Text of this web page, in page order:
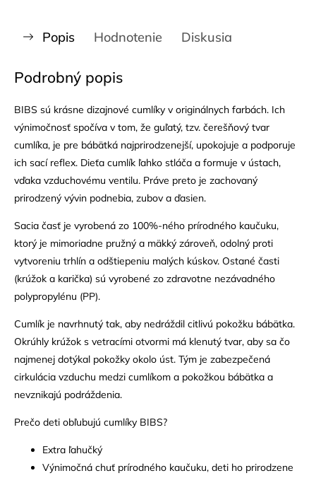
Popis Hodnotenie Diskusia
Podrobný popis
BIBS sú krásne dizajnové cumlíky v originálnych farbách. Ich
výnimočnosť spočíva v tom, že guľatý, tzv. čerešňový tvar
cumlíka, je pre bábätká najprirodzenejší, upokojuje a podporuje
ich sací reflex. Dieťa cumlík ľahko stláča a formuje v ústach,
vďaka vzduchovému ventilu. Práve preto je zachovaný
prirodzený vývin podnebia, zubov a ďasien.
Sacia časť je vyrobená zo 100%-ného prírodného kaučuku,
ktorý je mimoriadne pružný a mäkký zároveň, odolný proti
vytvoreniu trhlín a odštiepeniu malých kúskov. Ostané časti
(krúžok a karička) sú vyrobené zo zdravotne nezávadného
polypropylénu (PP).
Cumlík je navrhnutý tak, aby nedráždil citlivú pokožku bábätka.
Okrúhly krúžok s vetracími otvormi má klenutý tvar, aby sa čo
najmenej dotýkal pokožky okolo úst. Tým je zabezpečená
cirkulácia vzduchu medzi cumlíkom a pokožkou bábätka a
nevznikajú podráždenia.
Prečo deti obľubujú cumlíky BIBS?
Extra ľahučký
Výnimočná chuť prírodného kaučuku, deti ho prirodzene